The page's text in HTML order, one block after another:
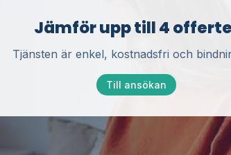
Jämför upp till 4
Tjänsten är enkel, kostnadsfri och
Till ansökan